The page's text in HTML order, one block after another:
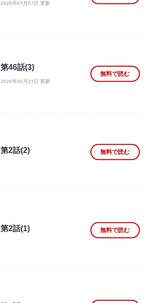
2026年07月07日 更新
第46話(3)
2026年06月23日 更新
無料で読む
第2話(2) 無料で読む
第2話(1) 無料で読む